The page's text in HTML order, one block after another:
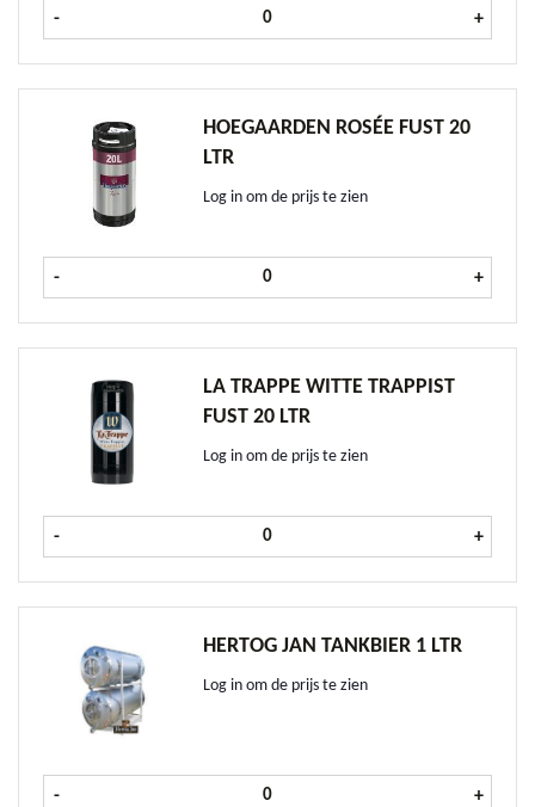
- Hertog Jan fust 50 ltr aantal+
HOEGAARDEN ROSÉE FUST 20
LTR
Log in om de prijs te zien
- Hoegaarden Rosée fust 20 ltr
+
LA TRAPPE WITTE TRAPPIST
FUST 20 LTR
Log in om de prijs te zien
- La Trappe Witte Trappist fust 20
+
HERTOG JAN TANKBIER 1 LTR
Log in om de prijs te zien
- Hertog Jan Tankbier 1 ltr aantal
+